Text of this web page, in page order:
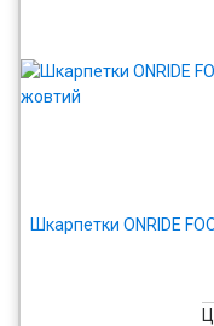
Шкарпетки ONRIDE